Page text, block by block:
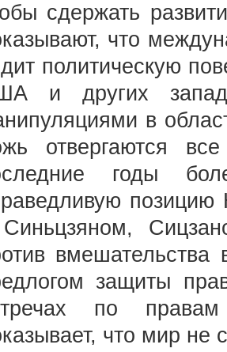
сдержать
что
политическую
и других
в
отвергаются
годы
защиты
по
что мир не